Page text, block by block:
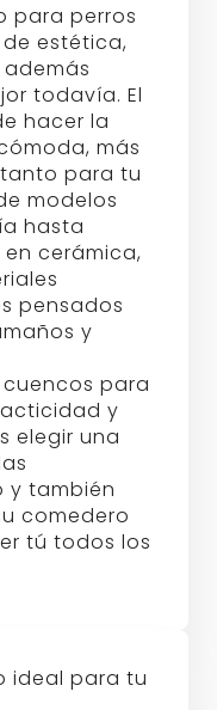
para perros
estética,
todavía. El
hacer la
más
para tu
modelos
hasta
cerámica,
pensados
y
cuencos para
y
elegir una
y también
comedero
tú todos los